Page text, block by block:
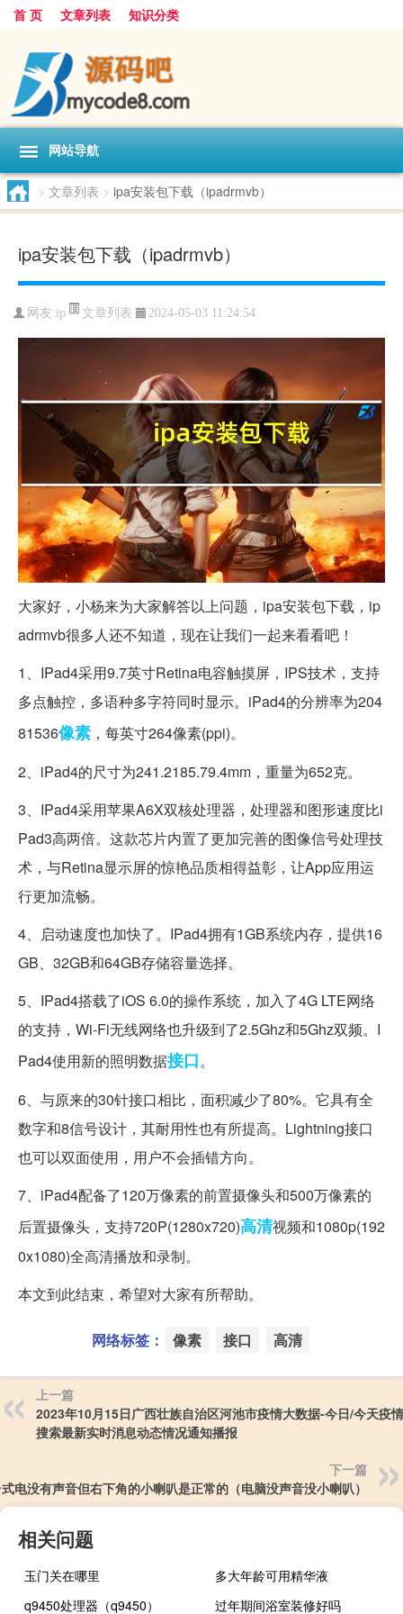
首 页 文章列表 知识分类
网站导航
> 文章列表 > ipa安装包下载（ipadrmvb）
ipa安装包下载（ipadrmvb）
网友:ip 文章列表 2024-05-03 11:24:54
大家好，小杨来为大家解答以上问题，ipa安装包下载，ip
adrmvb很多人还不知道，现在让我们一起来看看吧！
1、IPad4采用9.7英寸Retina电容触摸屏，IPS技术，支持
多点触控，多语种多字符同时显示。iPad4的分辨率为204
81536像素 ，每英寸264像素(ppi)。
2、iPad4的尺寸为241.2185.79.4mm，重量为652克。
3、IPad4采用苹果A6X双核处理器，处理器和图形速度比i
Pad3高两倍。这款芯片内置了更加完善的图像信号处理技
术，与Retina显示屏的惊艳品质相得益彰，让App应用运
行更加流畅。
4、启动速度也加快了。IPad4拥有1GB系统内存，提供16
GB、32GB和64GB存储容量选择。
5、IPad4搭载了iOS 6.0的操作系统，加入了4G LTE网络
的支持，Wi-Fi无线网络也升级到了2.5Ghz和5Ghz双频。I
Pad4使用新的照明数据接口。
6、与原来的30针接口相比，面积减少了80%。它具有全
数字和8信号设计，其耐用性也有所提高。Lightning接口
也可以双面使用，用户不会插错方向。
7、iPad4配备了120万像素的前置摄像头和500万像素的
后置摄像头，支持720P(1280x720)高清视频和1080p(192
0x1080)全高清播放和录制。
本文到此结束，希望对大家有所帮助。
网络标签： 像素 接口 高清
上一篇
2023年10月15日广西壮族自治区河池市疫情大数据-今日/今天疫
搜索最新实时消息动态情况通知播报
下一篇
电没有声音但右下角的小喇叭是正常的（电脑没声音没小喇叭）
相关问题
玉门关在哪里
多大年龄可用精华液
q9450处理器（q9450）
过年期间浴室装修好吗